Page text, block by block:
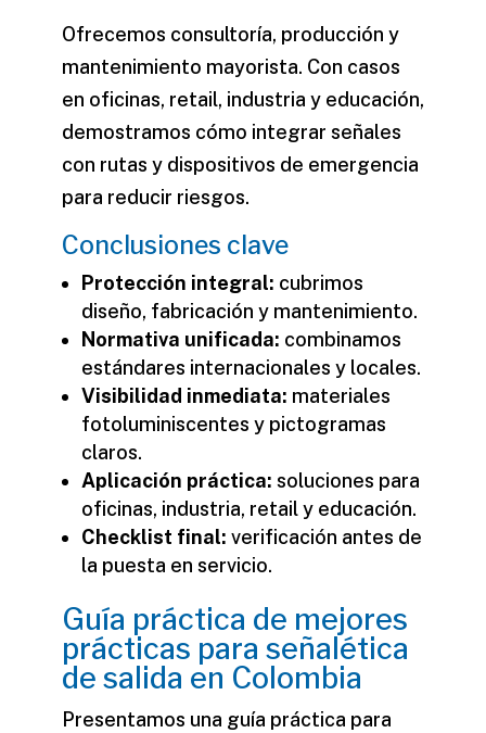
Ofrecemos consultoría, producción y
mantenimiento mayorista. Con casos
en oficinas, retail, industria y educación,
demostramos cómo integrar señales
con rutas y dispositivos de emergencia
para reducir riesgos.
Conclusiones clave
Protección integral: cubrimos
diseño, fabricación y mantenimiento.
Normativa unificada: combinamos
estándares internacionales y locales.
Visibilidad inmediata: materiales
fotoluminiscentes y pictogramas
claros.
Aplicación práctica: soluciones para
oficinas, industria, retail y educación.
Checklist final: verificación antes de
la puesta en servicio.
Guía práctica de mejores
prácticas para señalética
de salida en Colombia
Presentamos una guía práctica para